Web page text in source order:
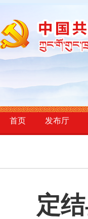
首页 发布厅
定